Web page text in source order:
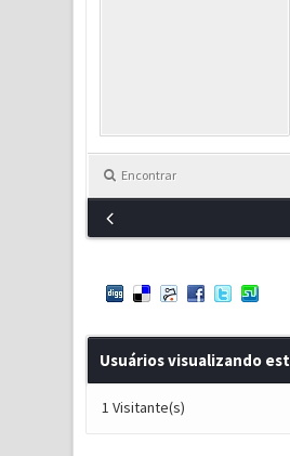
Encontrar
Usuários visualizando
1 Visitante(s)